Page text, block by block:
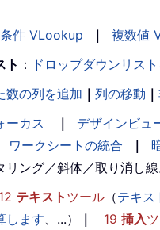
件 VLookup ｜ 複数値
ト ： ドロップダウンリス
数の列を追加 ｜ 列の移動 ｜
ーカス ｜ デザインビュ
ワークシートの統合 ｜
ング／斜体／取り消し線
12 テキスト ツール （テキス
します、...） ｜ 19 挿入